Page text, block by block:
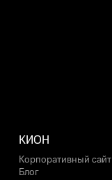
КИОН
Корпоративный сайт
Блог